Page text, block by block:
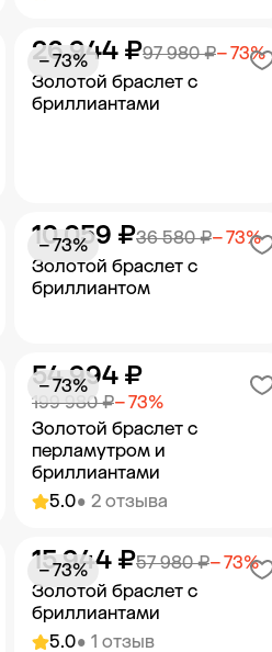
Добавить в корзину
Золотой браслет с
бриллиантами
97 980 ₽− 73%
26 944 ₽
− 73%
Добавить в корзину
Золотой браслет с
бриллиантом
36 580 ₽− 73%
10 059 ₽
− 73%
Добавить в корзину
5.0• 2 отзыва
Золотой браслет с
перламутром и
бриллиантами
199 980 ₽− 73%
54 994 ₽
− 73%
Добавить в корзину
5.0• 1 отзыв
Золотой браслет с
бриллиантами
57 980 ₽− 73%
15 944 ₽
− 73%